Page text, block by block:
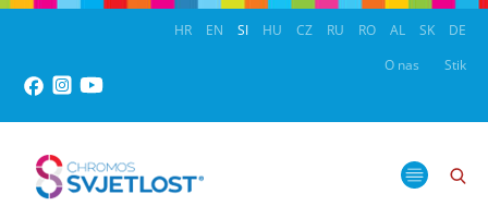
HR EN SI HU CZ RU RO AL SK
DE
O nas
Stik